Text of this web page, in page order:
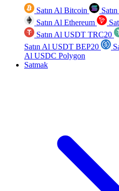
Satın Al Bitcoin
Satın Al Ethereum
Satın Al USDT TRC20
Satın Al USDT BEP20
Al USDC Polygon
Satmak